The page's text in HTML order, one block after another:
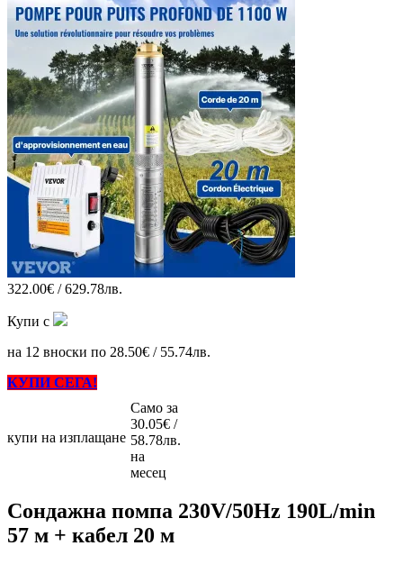
322.00€ / 629.78лв.
Купи с
на 12 вноски по 28.50€ / 55.74лв.
КУПИ СЕГА!
купи на изплащане
Само за
30.05€ /
58.78лв.
на
месец
Сондажна помпа 230V/50Hz 190L/min
57 м + кабел 20 м